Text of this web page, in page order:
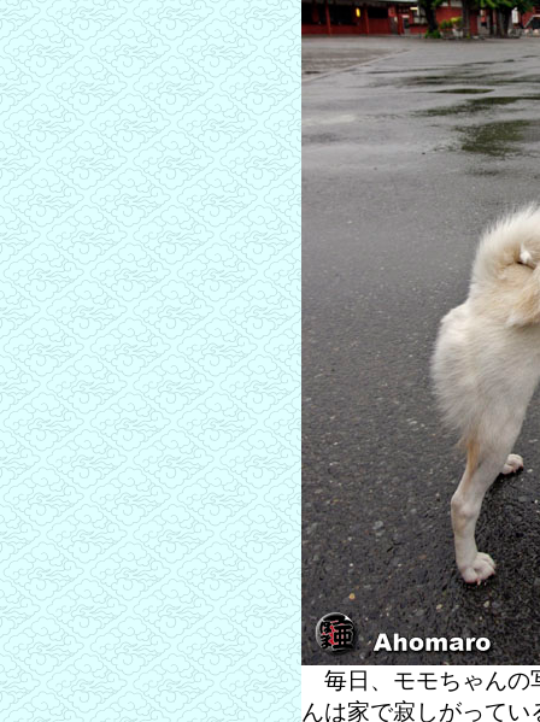
毎日、モモちゃんの
んは家で寂しがって